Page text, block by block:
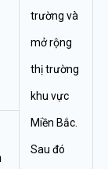
trường và
mở rộng
thị trường
khu vực
Miền Bắc.
Sau đó